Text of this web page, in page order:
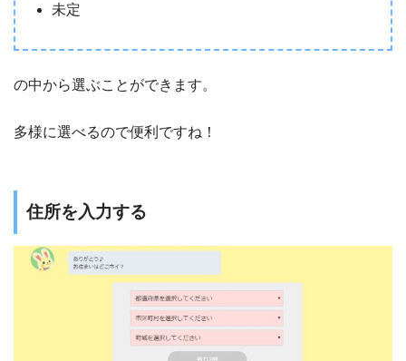
未定
の中から選ぶことができます。
多様に選べるので便利ですね！
住所を入力する